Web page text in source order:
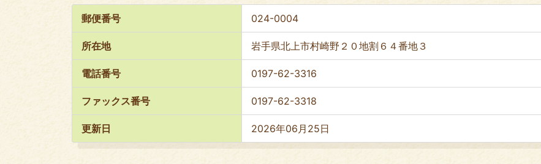
郵便番号 024-0004
所在地 岩手県北上市村崎野２０地割６４番地３
電話番号 0197-62-3316
ファックス番号 0197-62-3318
更新日 2026年06月25日